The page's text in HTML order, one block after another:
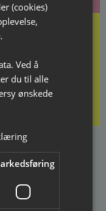
(cookies)
Ved å
du til alle
ønskede